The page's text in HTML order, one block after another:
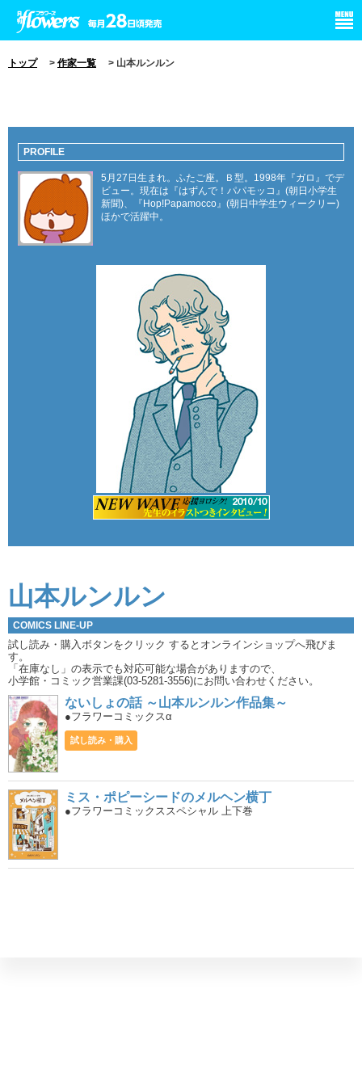
トップ> 作家一覧 > 山本ルンルン
PROFILE
5月27日生まれ。ふたご座。Ｂ型。1998年『ガロ』でデ
ビュー。現在は『はずんで！パパモッコ』(朝日小学生
新聞)、『Hop!Papamocco』(朝日中学生ウィークリー)
ほかで活躍中。
山本ルンルン
COMICS LINE-UP
試し読み・購入ボタンをクリック するとオンラインショップへ飛びま
す。
「在庫なし」の表示でも対応可能な場合がありますので、
小学館・コミック営業課(03-5281-3556)にお問い合わせください。
ないしょの話 ～山本ルンルン作品集～
●フラワーコミックスα
試し読み・購入
ミス・ポピーシードのメルヘン横丁
●フラワーコミックススペシャル 上下巻